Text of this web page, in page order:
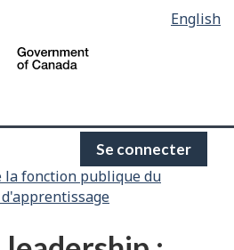
contenu
English
Se connecter
la fonction publique du